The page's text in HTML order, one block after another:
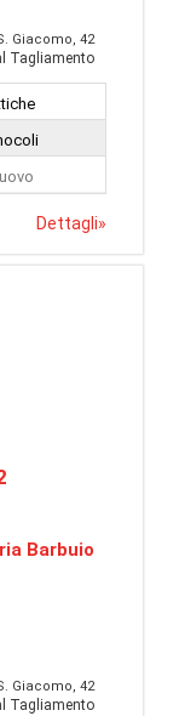
Giacomo, 42
Tagliamento
Dettagli»
Barbuio
Giacomo, 42
Tagliamento